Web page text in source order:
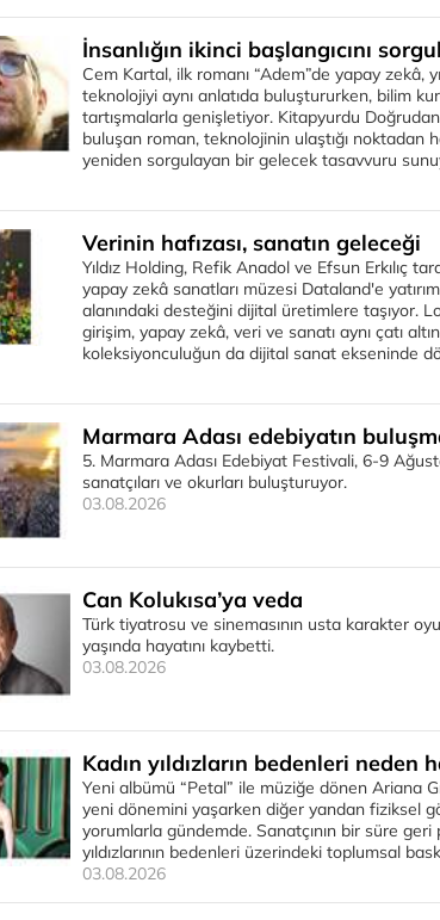
İnsanlığın ikinci başlangıcını
Cem Kartal, ilk romanı “Adem”de yapay zekâ,
teknolojiyi aynı anlatıda buluştururken, bilim
tartışmalarla genişletiyor. Kitapyurdu Doğrudan
buluşan roman, teknolojinin ulaştığı noktadan
yeniden sorgulayan bir gelecek tasavvuru
Verinin hafızası, sanatın geleceği
Yıldız Holding, Refik Anadol ve Efsun Erkılıç
yapay zekâ sanatları müzesi Dataland'e
alanındaki desteğini dijital üretimlere taşıyor.
girişim, yapay zekâ, veri ve sanatı aynı çatı
koleksiyonculuğun da dijital sanat ekseninde
Marmara Adası edebiyatın
5. Marmara Adası Edebiyat Festivali, 6-9
sanatçıları ve okurları buluşturuyor.
03.08.2026
Can Kolukısa’ya veda
Türk tiyatrosu ve sinemasının usta karakter
yaşında hayatını kaybetti.
03.08.2026
Kadın yıldızların bedenleri neden
Yeni albümü “Petal” ile müziğe dönen Ariana
yeni dönemini yaşarken diğer yandan fiziksel
yorumlarla gündemde. Sanatçının bir süre geri
yıldızlarının bedenleri üzerindeki toplumsal
03.08.2026